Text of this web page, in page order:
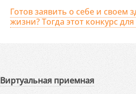
Готов заявить о себе и своем
жизни? Тогда этот конкурс для
Виртуальная приемная